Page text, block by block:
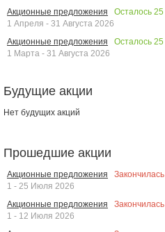
Акционные предложения
Осталось 25
1 Апреля - 31 Августа 2026
Акционные предложения
Осталось 25
1 Марта - 31 Августа 2026
Будущие акции
Нет будущих акций
Прошедшие акции
Акционные предложения Закончилась
1 - 25 Июля 2026
Акционные предложения
Закончилась
1 - 12 Июля 2026